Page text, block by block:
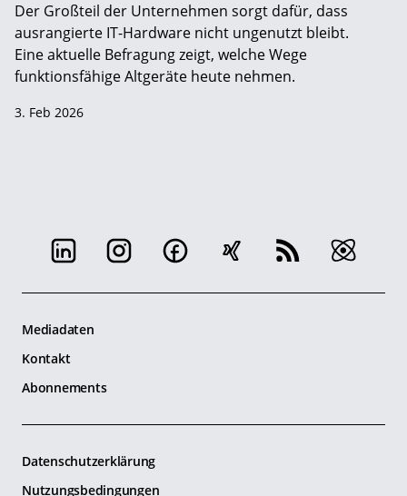
Der Großteil der Unternehmen sorgt dafür, dass
ausrangierte IT-Hardware nicht ungenutzt bleibt.
Eine aktuelle Befragung zeigt, welche Wege
funktionsfähige Altgeräte heute nehmen.
3. Feb 2026
Mediadaten
Kontakt
Abonnements
Datenschutzerklärung
Nutzungsbedingungen